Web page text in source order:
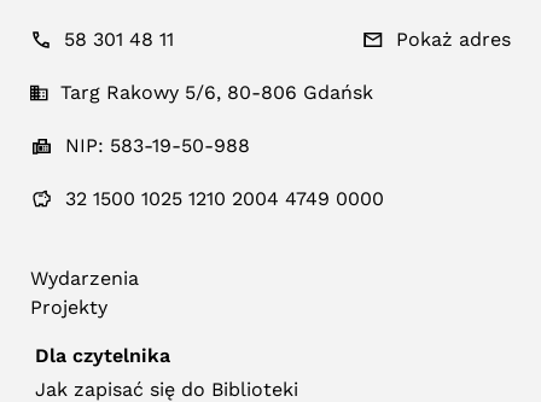
58 301 48 11 Pokaż adres
Targ Rakowy 5/6, 80-806 Gdańsk
NIP: 583-19-50-988
32 1500 1025 1210 2004 4749 0000
Wydarzenia
Projekty
Dla czytelnika
Jak zapisać się do Biblioteki